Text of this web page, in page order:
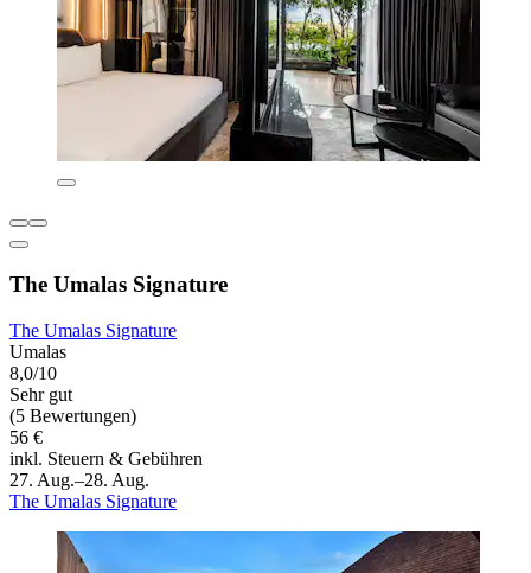
The Umalas Signature
The Umalas Signature
Umalas
8,0/10
Sehr gut
(5 Bewertungen)
56 €
inkl. Steuern & Gebühren
27. Aug.–28. Aug.
The Umalas Signature